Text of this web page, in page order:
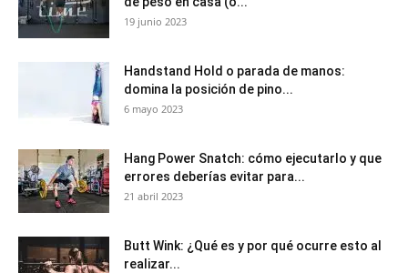
19 junio 2023
Handstand Hold o parada de manos:
domina la posición de pino...
6 mayo 2023
Hang Power Snatch: cómo ejecutarlo y que
errores deberías evitar para...
21 abril 2023
Butt Wink: ¿Qué es y por qué ocurre esto al
realizar...